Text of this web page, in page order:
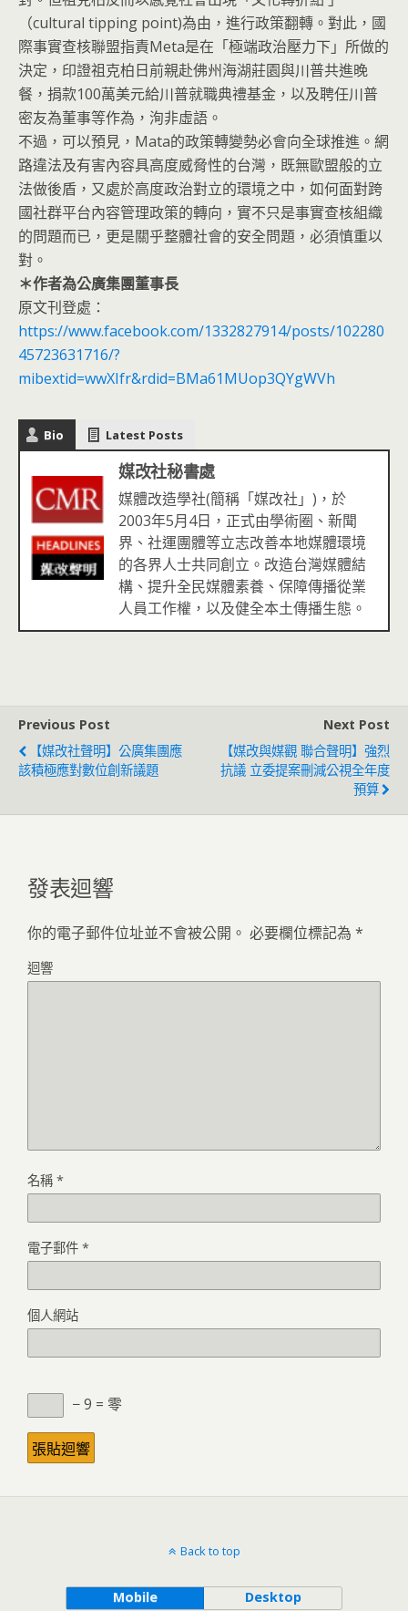
（cultural tipping point)為由，進行政策翻轉。對此，國
際事實查核聯盟指責Meta是在「極端政治壓力下」所做的
決定，印證祖克柏日前親赴佛州海湖莊園與川普共進晚
餐，捐款100萬美元給川普就職典禮基金，以及聘任川普
密友為董事等作為，洵非虛語。
不過，可以預見，Mata的政策轉變勢必會向全球推進。網
路違法及有害內容具高度威脅性的台灣，既無歐盟般的立
法做後盾，又處於高度政治對立的環境之中，如何面對跨
國社群平台內容管理政策的轉向，實不只是事實查核組織
的問題而已，更是關乎整體社會的安全問題，必須慎重以
對。
＊作者為公廣集團董事長
原文刊登處：
https://www.facebook.com/1332827914/posts/102280
45723631716/?
mibextid=wwXIfr&rdid=BMa61MUop3QYgWVh
Bio Latest Posts
媒改社秘書處
媒體改造學社(簡稱「媒改社」)，於
2003年5月4日，正式由學術圈、新聞
界、社運團體等立志改善本地媒體環境
的各界人士共同創立。改造台灣媒體結
構、提升全民媒體素養、保障傳播從業
人員工作權，以及健全本土傳播生態。
Previous Post
【媒改社聲明】公廣集團應
該積極應對數位創新議題
Next Post
【媒改與媒觀 聯合聲明】強烈
抗議 立委提案刪減公視全年度
預算
發表迴響
你的電子郵件位址並不會被公開。 必要欄位標記為 *
迴響
名稱 *
電子郵件 *
個人網站
− 9 = 零
Back to top
Mobile Desktop